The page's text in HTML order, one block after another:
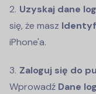
Uzyskaj dane
się, że masz
iPhone'a.
Zaloguj się do
Wprowadź Dane